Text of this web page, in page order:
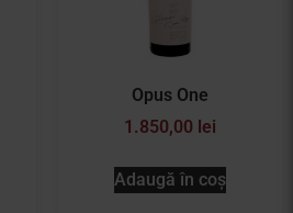
Opus One
1.850,00 lei
Adaugă în coș